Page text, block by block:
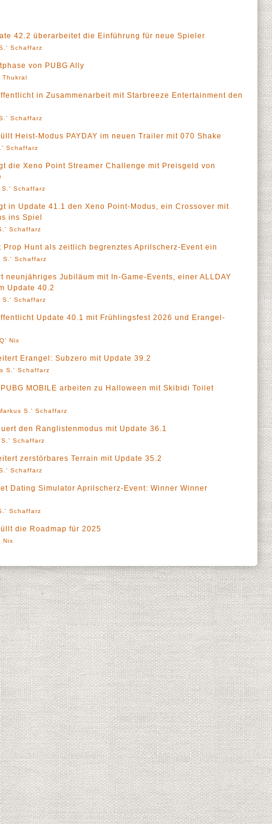
42.2 überarbeitet die Einführung für neue Spieler
Schaffarz
von PUBG Ally
Thukral
in Zusammenarbeit mit Starbreeze Entertainment den
Schaffarz
Heist-Modus PAYDAY im neuen Trailer mit 070 Shake
Schaffarz
die Xeno Point Streamer Challenge mit Preisgeld von
S.' Schaffarz
in Update 41.1 den Xeno Point-Modus, ein Crossover mit
ins Spiel
Schaffarz
Prop Hunt als zeitlich begrenztes Aprilscherz-Event ein
S.' Schaffarz
neunjähriges Jubiläum mit In-Game-Events, einer ALLDAY
Update 40.2
S.' Schaffarz
Update 40.1 mit Frühlingsfest 2026 und Erangel-
Nix
Erangel: Subzero mit Update 39.2
S.' Schaffarz
PUBG MOBILE arbeiten zu Halloween mit Skibidi Toilet
S.' Schaffarz
den Ranglistenmodus mit Update 36.1
S.' Schaffarz
zerstörbares Terrain mit Update 35.2
Schaffarz
Dating Simulator Aprilscherz-Event: Winner Winner
Schaffarz
die Roadmap für 2025
Nix